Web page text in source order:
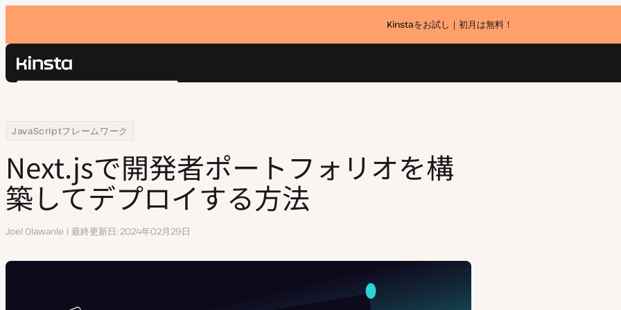
Kinstaをお試し｜初月は無料！
Kinsta®
価格設定
お問い合わせ
検
Home
リソースセンター
JavaScriptフレームワーク
Next.jsで開発者ポートフォリオを構築してデプロイする方法
Next.jsで開発者ポートフォリオを構
築してデプロイする方法
執
Joel Olawanle 最終更新日 2024年02月29日